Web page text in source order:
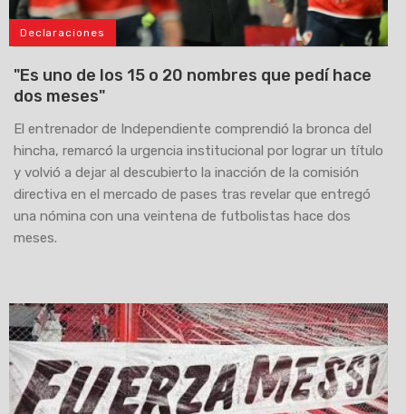
Declaraciones
"Es uno de los 15 o 20 nombres que pedí hace
dos meses"
El entrenador de Independiente comprendió la bronca del
hincha, remarcó la urgencia institucional por lograr un título
y volvió a dejar al descubierto la inacción de la comisión
directiva en el mercado de pases tras revelar que entregó
una nómina con una veintena de futbolistas hace dos
meses.